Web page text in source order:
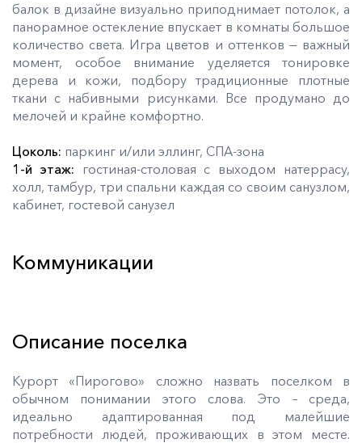
балок в дизайне визуально приподнимает потолок, а
панорамное остекление впускает в комнаты большое
количество света. Игра цветов и оттенков — важный
момент, особое внимание уделяется тонировке
дерева и кожи, подбору традиционные плотные
ткани с набивными рисунками. Все продумано до
мелочей и крайне комфортно.
Цоколь: паркинг и/или эллинг, СПА-зона
1-й этаж: гостиная-столовая с выходом натеррасу,
холл, тамбур, три спальни каждая со своим санузлом,
кабинет, гостевой санузел
Коммуникации
Описание поселка
Курорт «Пирогово» сложно назвать поселком в
обычном понимании этого слова. Это – среда,
идеально адаптированная под малейшие
потребности людей, проживающих в этом месте.